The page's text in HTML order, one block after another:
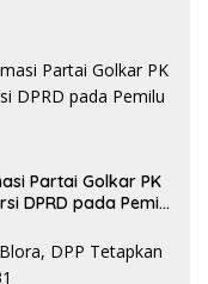
Partai Golkar PK
DPRD pada Pemilu